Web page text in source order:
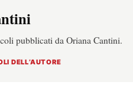
pubblicati da Oriana Cantini.
DELL’AUTORE